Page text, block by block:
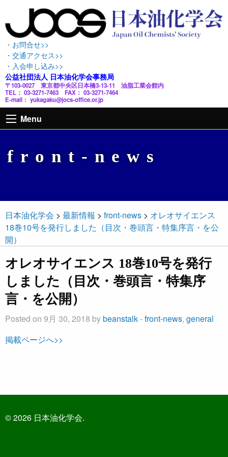
・お問合せ>>
・交通アクセス>>
・入会申し込み>>
公益社団法人 日本油化学会事務局
〒103-0027 東京都中央区日本橋3-13-11 油脂工業会館内
TEL： 03-3271-7463 FAX： 03-3271-7464
E-mail： yukagaku@jocs-office.or.jp
Menu
front-news
日本油化学会 > 最新情報 > front-news > オレオサイエンス
18巻10号を発行しました（目次・巻頭言・特集序言・を公
開）
オレオサイエンス 18巻10号を発行
しました（目次・巻頭言・特集序
言・を公開）
Posted on 9月 30, 2018 bybeanstalk-front-news, general
掲載ページへ>>
© 2026 日本油化学会.